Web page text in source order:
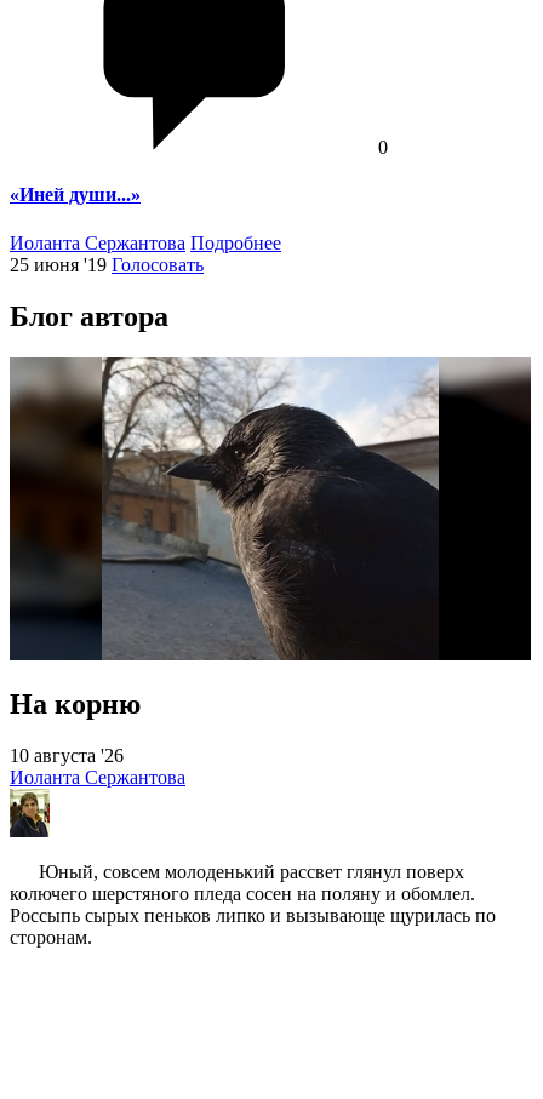
0
«Иней души...»
Иоланта Сержантова Подробнее
25 июня '19 Голосовать
Блог автора
На корню
10 августа '26
Иоланта Сержантова
Юный, совсем молоденький рассвет глянул поверх
колючего шерстяного пледа сосен на поляну и обомлел.
Россыпь сырых пеньков липко и вызывающе щурилась по
сторонам.